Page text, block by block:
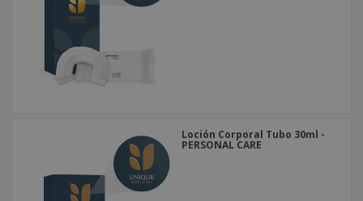
Loción Corporal Tubo 30ml -
PERSONAL CARE